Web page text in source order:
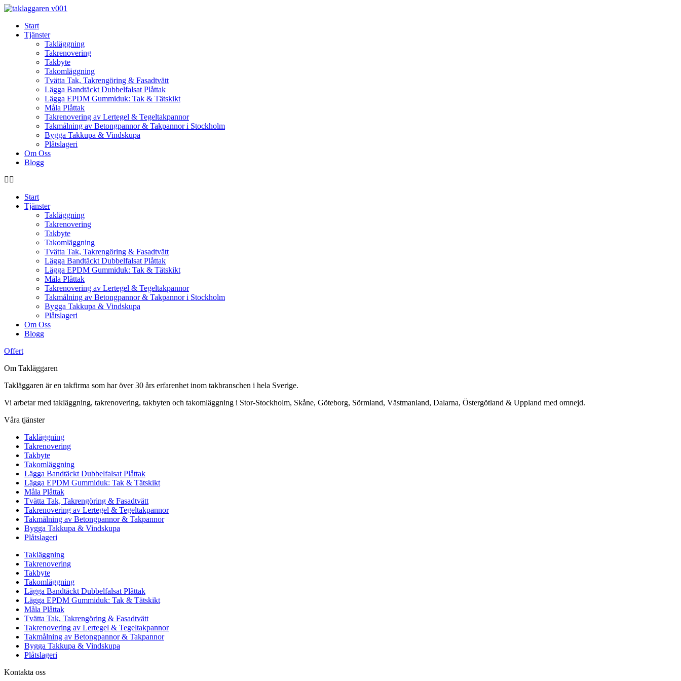
Skip
contentStart
Tjänster
Takläggning
Takrenovering
Takbyte
Takomläggning
Tvätta Tak, Takrengöring & Fasadtvätt
Lägga Bandtäckt Dubbelfalsat Plåttak
Lägga EPDM Gummiduk: Tak & Tätskikt
Måla Plåttak
Takrenovering av Lertegel & Tegeltakpannor
Takmålning av Betongpannor & Takpannor i Stockholm
Bygga Takkupa & Vindskupa
Plåtslageri
Om Oss
Blogg
Start
Tjänster
Takläggning
Takrenovering
Takbyte
Takomläggning
Tvätta Tak, Takrengöring & Fasadtvätt
Lägga Bandtäckt Dubbelfalsat Plåttak
Lägga EPDM Gummiduk: Tak & Tätskikt
Måla Plåttak
Takrenovering av Lertegel & Tegeltakpannor
Takmålning av Betongpannor & Takpannor i Stockholm
Bygga Takkupa & Vindskupa
Plåtslageri
Om Oss
Blogg
Offert
Om Takläggaren
Takläggaren är en takfirma som har över 30 års erfarenhet inom takbranschen i hela Sverige.
Vi arbetar med takläggning, takrenovering, takbyten och takomläggning i Stor-Stockholm, Skåne, Göteborg, Sörmland, Västmanland, Dalarna, Östergötland & Uppland med omnejd.
Våra tjänster
Takläggning
Takrenovering
Takbyte
Takomläggning
Lägga Bandtäckt Dubbelfalsat Plåttak
Lägga EPDM Gummiduk: Tak & Tätskikt
Måla Plåttak
Tvätta Tak, Takrengöring & Fasadtvätt
Takrenovering av Lertegel & Tegeltakpannor
Takmålning av Betongpannor & Takpannor
Bygga Takkupa & Vindskupa
Plåtslageri
Takläggning
Takrenovering
Takbyte
Takomläggning
Lägga Bandtäckt Dubbelfalsat Plåttak
Lägga EPDM Gummiduk: Tak & Tätskikt
Måla Plåttak
Tvätta Tak, Takrengöring & Fasadtvätt
Takrenovering av Lertegel & Tegeltakpannor
Takmålning av Betongpannor & Takpannor
Bygga Takkupa & Vindskupa
Plåtslageri
Kontakta oss